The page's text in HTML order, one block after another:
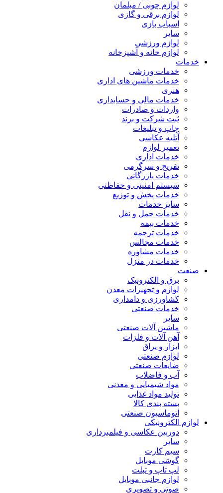
لوازم چوبی / مبلمان
لوازم برقی و گازی
اسباب بازی
سایر
لوازم ورزشی
لوازم خانه و آشپزخانه
خدمات
خدمات ورزشی
خدمات ماشین های اداری
هنری
خدمات مالی و حسابداری
واردات و صادرات
ثبت شرکت و برند
چاپ و تبلیغات
آتلیه عکاسی
تعمیر لوازم
خدمات اداری
تفریح و سرگرمی
خدمات بازرگانی
سیستم امنیتی و حفاظتی
خدمات پخش و توزیع
سایر خدمات
خدمات حمل و نقل
خدمات بیمه
خدمات ترجمه
خدمات مجالس
خدمات مشاوره
خدمات در منزل
صنعت
برق و الکترونیک
لوازم و تجهیزات معدن
کشاورزی و دامداری
خدمات صنعتی
سایر
ماشین آلات صنعتی
آهن آلات و فلزات
ابزار و یراق
لوازم صنعتی
ضایعات صنعتی
آب و فاضلاب
مواد شیمیایی و معدنی
تولید مواد غذایی
بسته بندی کالا
اتوماسیون صنعتی
لوازم الکترونیکی
دوربین عکاسی و فیلمبرداری
سایر
سیم کارت
گوشی موبایل
لپ تاپ و تبلت
لوازم جانبی موبایل
صوتی و تصویری